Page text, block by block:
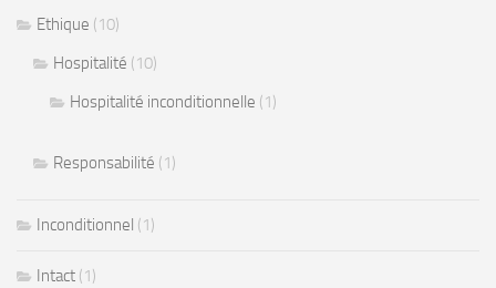
Ethique (10)
Hospitalité (10)
Hospitalité inconditionnelle (1)
Responsabilité (1)
Inconditionnel (1)
Intact (1)